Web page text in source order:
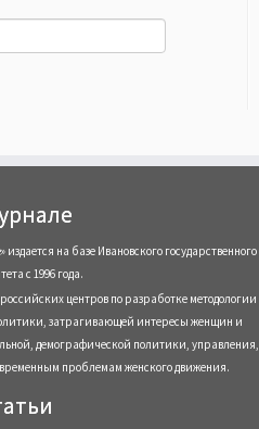
на базе Ивановского государственного
с 1996 года.
центров по разработке методологии
затрагивающей интересы женщин и
демографической политики, управления,
проблемам женского движения.